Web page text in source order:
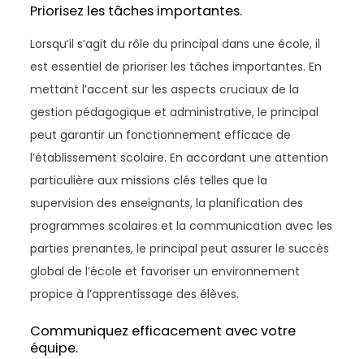
Priorisez les tâches importantes.
Lorsqu’il s’agit du rôle du principal dans une école, il
est essentiel de prioriser les tâches importantes. En
mettant l’accent sur les aspects cruciaux de la
gestion pédagogique et administrative, le principal
peut garantir un fonctionnement efficace de
l’établissement scolaire. En accordant une attention
particulière aux missions clés telles que la
supervision des enseignants, la planification des
programmes scolaires et la communication avec les
parties prenantes, le principal peut assurer le succès
global de l’école et favoriser un environnement
propice à l’apprentissage des élèves.
Communiquez efficacement avec votre
équipe.